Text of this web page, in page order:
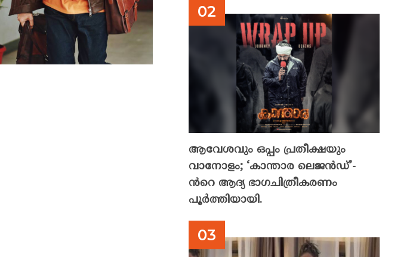
ആവേശവും ഒപ്പം പ്രതീക്ഷയും
വാനോളം; ‘കാന്താര ലെജൻഡ്’-
ൻറെ ആദ്യ ഭാഗചിത്രീകരണം
പൂർത്തിയായി.